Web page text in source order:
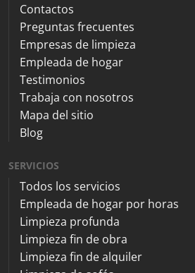
Contactos
Preguntas frecuentes
Empresas de limpieza
Empleada de hogar
Testimonios
Trabaja con nosotros
Mapa del sitio
Blog
SERVICIOS
Todos los servicios
Empleada de hogar por horas
Limpieza profunda
Limpieza fin de obra
Limpieza fin de alquiler